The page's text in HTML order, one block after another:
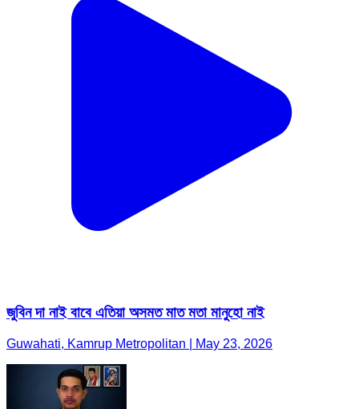
জুবিন দা নাই বাবে এতিয়া অসমত মাত মতা মানুহো নাই
Guwahati, Kamrup Metropolitan | May 23, 2026